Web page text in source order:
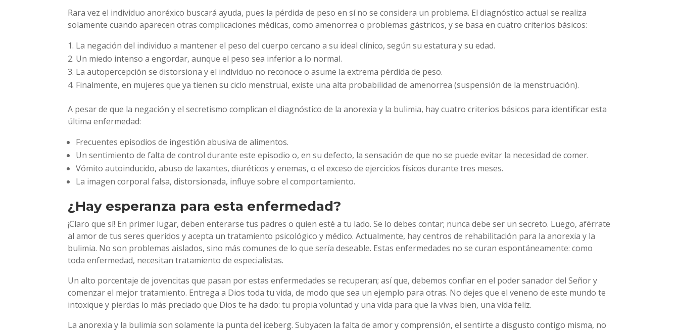
Rara vez el individuo anoréxico buscará ayuda, pues la pérdida de peso en sí no se considera un problema. El diagnóstico actual se realiza
solamente cuando aparecen otras complicaciones médicas, como amenorrea o problemas gástricos, y se basa en cuatro criterios básicos:
La negación del individuo a mantener el peso del cuerpo cercano a su ideal clínico, según su estatura y su edad.
Un miedo intenso a engordar, aunque el peso sea inferior a lo normal.
La autopercepción se distorsiona y el individuo no reconoce o asume la extrema pérdida de peso.
Finalmente, en mujeres que ya tienen su ciclo menstrual, existe una alta probabilidad de amenorrea (suspensión de la menstruación).
A pesar de que la negación y el secretismo complican el diagnóstico de la anorexia y la bulimia, hay cuatro criterios básicos para identificar esta
última enfermedad:
Frecuentes episodios de ingestión abusiva de alimentos.
Un sentimiento de falta de control durante este episodio o, en su defecto, la sensación de que no se puede evitar la necesidad de comer.
Vómito autoinducido, abuso de laxantes, diuréticos y enemas, o el exceso de ejercicios físicos durante tres meses.
La imagen corporal falsa, distorsionada, influye sobre el comportamiento.
¿Hay esperanza para esta enfermedad?
¡Claro que sí! En primer lugar, deben enterarse tus padres o quien esté a tu lado. Se lo debes contar; nunca debe ser un secreto. Luego, aférrate
al amor de tus seres queridos y acepta un tratamiento psicológico y médico. Actualmente, hay centros de rehabilitación para la anorexia y la
bulimia. No son problemas aislados, sino más comunes de lo que sería deseable. Estas enfermedades no se curan espontáneamente: como
toda enfermedad, necesitan tratamiento de especialistas.
Un alto porcentaje de jovencitas que pasan por estas enfermedades se recuperan; así que, debemos confiar en el poder sanador del Señor y
comenzar el mejor tratamiento. Entrega a Dios toda tu vida, de modo que sea un ejemplo para otras. No dejes que el veneno de este mundo te
intoxique y pierdas lo más preciado que Dios te ha dado: tu propia voluntad y una vida para que la vivas bien, una vida feliz.
La anorexia y la bulimia son solamente la punta del iceberg. Subyacen la falta de amor y comprensión, el sentirte a disgusto contigo misma, no